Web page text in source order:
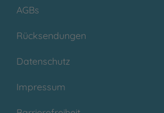
AGBs
Rücksendungen
Datenschutz
Impressum